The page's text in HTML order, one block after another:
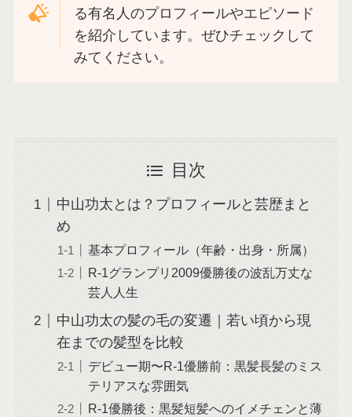
る有名人のプロフィールやエピソード
を紹介しています。ぜひチェックして
みてください。
目次
中山功太とは？プロフィールと芸歴まと
め
基本プロフィール（年齢・出身・所属）
R-1グランプリ2009優勝後の波乱万丈な
芸人人生
中山功太の髪の毛の変遷｜若い頃から現
在までの髪型を比較
デビュー期〜R-1優勝前：黒髪長髪のミス
テリアスな雰囲気
R-1優勝後：黒髪短髪へのイメチェンと薄